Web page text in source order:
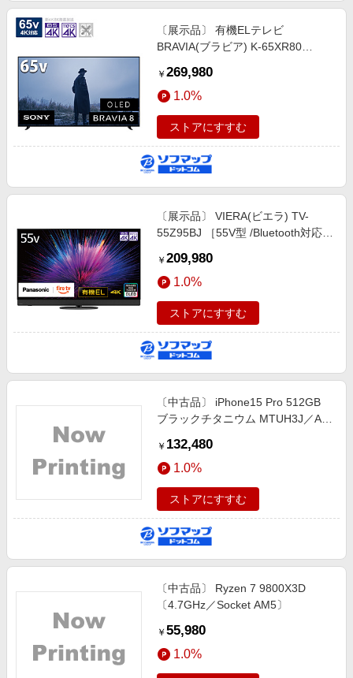
〔展示品〕 有機ELテレビ
BRAVIA(ブラビア) K-65XR80
/BS・CS 4Kチューナー内蔵
/YouTube対応］
￥ 269,980
1.0%
ストアにすすむ
〔展示品〕 VIERA(ビエラ) TV-
55Z95BJ ［55V型 /Bluetooth対応
蔵 /YouTube対応］
￥ 209,980
1.0%
ストアにすすむ
〔中古品〕 iPhone15 Pro 512GB
ブラックチタニウム MTUH3J／A
￥ 132,480
1.0%
ストアにすすむ
〔中古品〕 Ryzen 7 9800X3D
〔4.7GHz／Socket AM5〕
￥ 55,980
1.0%